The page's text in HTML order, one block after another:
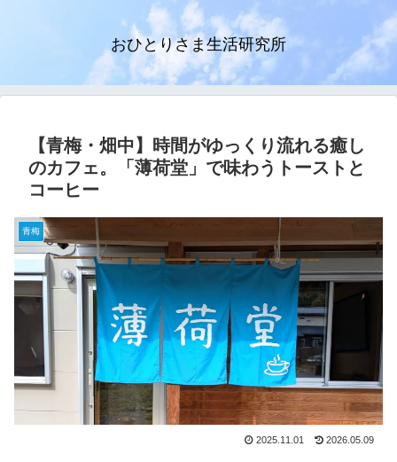
おひとりさま生活研究所
【青梅・畑中】時間がゆっくり流れる癒し
のカフェ。「薄荷堂」で味わうトーストと
コーヒー
青梅
2025.11.01 2026.05.09